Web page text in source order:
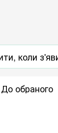
коли
До обраного